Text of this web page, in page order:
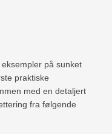
på sunket
praktiske
med en detaljert
fra følgende